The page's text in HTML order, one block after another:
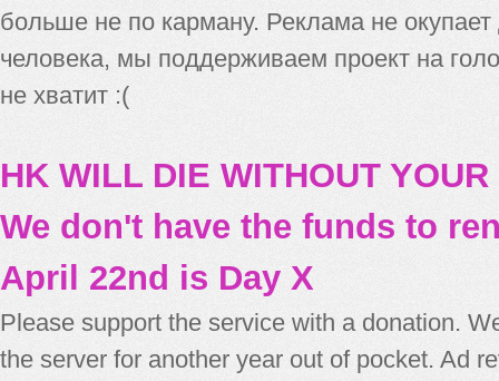
больше не по карману. Реклама не
человека, мы поддерживаем проект на
не хватит :(
HK WILL DIE WITHOUT
We don't have the funds to
April 22nd is Day X
Please support the service with a donation.
the server for another year out of pocket. Ad